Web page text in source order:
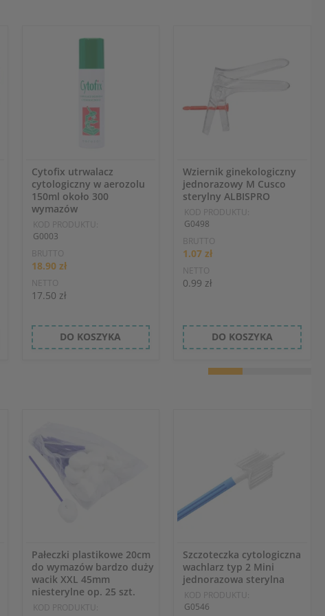
Cytofix utrwalacz
cytologiczny w aerozolu
150ml około 300
wymazów
KOD PRODUKTU:
G0003
BRUTTO
18.90 zł
NETTO
17.50 zł
DO KOSZYKA
Wziernik ginekologiczny
jednorazowy M Cusco
sterylny ALBISPRO
KOD PRODUKTU:
G0498
BRUTTO
1.07 zł
NETTO
0.99 zł
DO KOSZYKA
Pałeczki plastikowe 20cm
do wymazów bardzo duży
wacik XXL 45mm
niesterylne op. 25 szt.
KOD PRODUKTU:
Szczoteczka cytologiczna
wachlarz typ 2 Mini
jednorazowa sterylna
KOD PRODUKTU:
G0546